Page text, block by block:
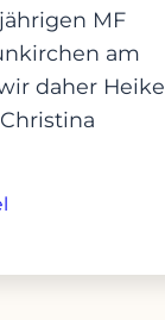
MF
am
daher Heike